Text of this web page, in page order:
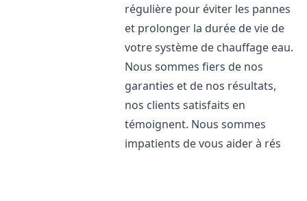
régulière pour éviter les pannes
et prolonger la durée de vie de
votre système de chauffage eau.
Nous sommes fiers de nos
garanties et de nos résultats,
nos clients satisfaits en
témoignent. Nous sommes
impatients de vous aider à rés